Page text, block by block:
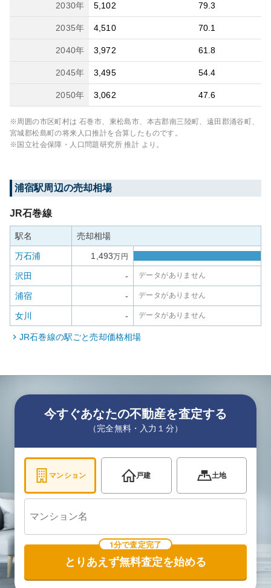
2030年 5,102 79.3
2035年 4,510 70.1
2040年 3,972 61.8
2045年 3,495 54.4
2050年 3,062 47.6
※周囲の市区町村は 石巻市、東松島市、本吉郡南三陸町、遠田郡涌谷町、
宮城郡松島町の将来人口推計を合算したものです。
※国立社会保障・人口問題研究所 推計 より。
浦宿駅周辺の売却相場
JR石巻線
駅名 売却相場
万石浦 1,493万円
沢田 - データがありません
浦宿 - データがありません
女川 - データがありません
JR石巻線の駅ごと売却価格相場
今すぐあなたの不動産を査定する
（完全無料・入力１分）
マンション 戸建 土地
1分で査定完了
とりあえず無料査定を始める